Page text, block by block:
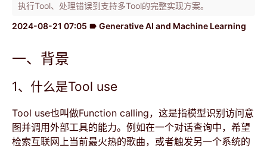
执行Tool、处理错误到支持多Tool的完整实现方案。
2024-08-21 07:05 label Generative AI and Machine Learning
一、背景
1、什么是Tool use
Tool use也叫做Function calling，这是指模型识别访问意
图并调用外部工具的能力。例如在一个对话查询中，希望
检索互联网上当前最火热的歌曲，或者触发另一个系统的